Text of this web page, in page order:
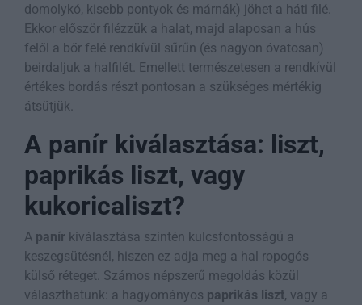
domolykó, kisebb pontyok és márnák) jöhet a háti filé.
Ekkor először filézzük a halat, majd alaposan a hús
felől a bőr felé rendkívül sűrűn (és nagyon óvatosan)
beirdaljuk a halfilét. Emellett természetesen a rendkívül
értékes bordás részt pontosan a szükséges mértékig
átsütjük.
A panír kiválasztása: liszt,
paprikás liszt, vagy
kukoricaliszt?
A panír kiválasztása szintén kulcsfontosságú a
keszegsütésnél, hiszen ez adja meg a hal ropogós
külső réteget. Számos népszerű megoldás közül
választhatunk: a hagyományos paprikás liszt, vagy a